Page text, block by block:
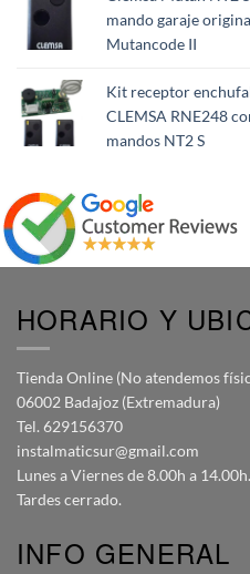
mando garaje
Mutancode II
Kit receptor
CLEMSA RNE248
mandos NT2 S
HORARIO Y
Tienda Online (No atendemos
06002 Badajoz (Extremadura)
Tel. 629156370
instalmaticsur@gmail.com
Lunes a Viernes de 8.00h a 14.00h.
Tardes cerrado.
INFO GENERAL